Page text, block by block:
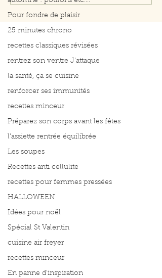
Pour fondre de plaisir
25 minutes chrono
recettes classiques révisées
rentrez son ventre J'attaque
la santé, ça se cuisine
renforcer ses immunités
recettes minceur
Préparez son corps avant les fêtes
l'assiette rentrée équilibrée
Les soupes
Recettes anti cellulite
recettes pour femmes pressées
HALLOWEEN
Idées pour noël
Spécial St Valentin
cuisine air freyer
recettes minceur
En panne d'inspiration